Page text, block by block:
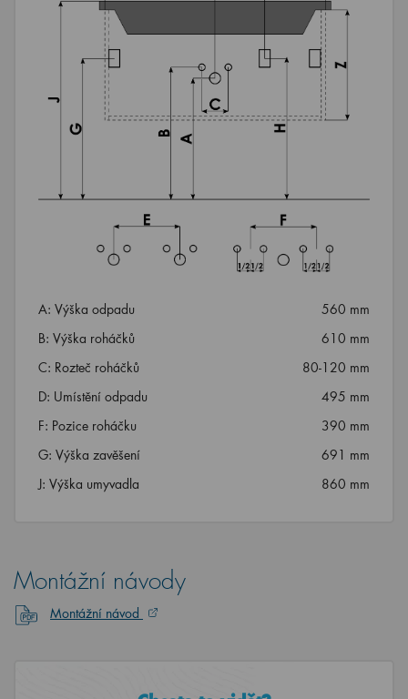
A: Výška odpadu
560 mm
B: Výška roháčků
610 mm
C: Rozteč roháčků
80-120 mm
D: Umístění odpadu
495 mm
F: Pozice roháčku
390 mm
G: Výška zavěšení
691 mm
J: Výška umyvadla
860 mm
Montážní návody
Montážní návod